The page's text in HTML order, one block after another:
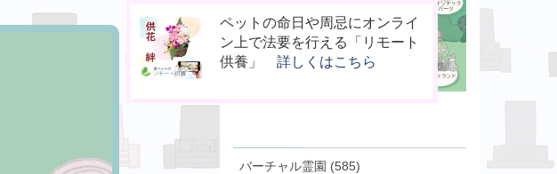
お骨壷をコンパクト化！お手元
供養の新しいカタチ「やすら木
の箱」 詳しくはこちら
今までなかった！小動物専用の
桐のお骨入れ「タイムBOX
桐」
詳しくはこちら
ペットの命日や周忌にオンライ
ン上で法要を行える「リモート
供養」 詳しくはこちら
バーチャル霊園 (585)